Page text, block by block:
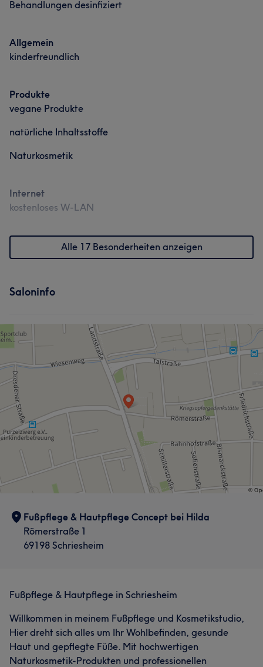
Behandlungen desinfiziert
Allgemein
kinderfreundlich
Produkte
vegane Produkte
natürliche Inhaltsstoffe
Naturkosmetik
Internet
kostenloses W-LAN
Alle 17 Besonderheiten anzeigen
Saloninfo
Fußpflege & Hautpflege Concept bei Hilda
Römerstraße 1
69198 Schriesheim
Fußpflege & Hautpflege in Schriesheim
Willkommen in meinem Fußpflege und Kosmetikstudio,
Hier dreht sich alles um Ihr Wohlbefinden, gesunde
Haut und gepflegte Füße. Mit hochwertigen
Naturkosmetik-Produkten und professionellen